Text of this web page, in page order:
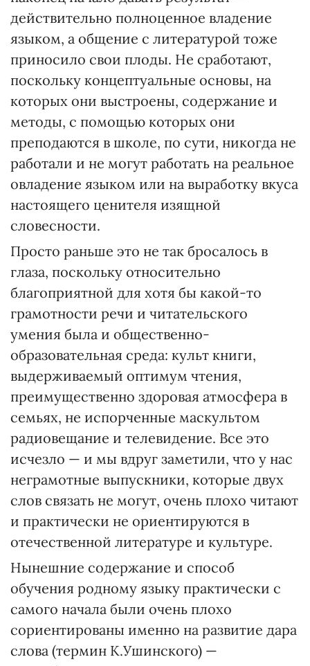
действительно полноценное владение
языком, а общение с литературой тоже
приносило свои плоды. Не сработают,
поскольку концептуальные основы, на
которых они выстроены, содержание и
методы, с помощью которых они
преподаются в школе, по сути, никогда не
работали и не могут работать на реальное
овладение языком или на выработку вкуса
настоящего ценителя изящной
словесности.
Просто раньше это не так бросалось в
глаза, поскольку относительно
благоприятной для хотя бы какой-то
грамотности речи и читательского
умения была и общественно-
образовательная среда: культ книги,
выдерживаемый оптимум чтения,
преимущественно здоровая атмосфера в
семьях, не испорченные маскультом
радиовещание и телевидение. Все это
исчезло — и мы вдруг заметили, что у нас
неграмотные выпускники, которые двух
слов связать не могут, очень плохо читают
и практически не ориентируются в
отечественной литературе и культуре.
Нынешние содержание и способ
обучения родному языку практически с
самого начала были очень плохо
сориентированы именно на развитие дара
слова (термин К.Ушинского) —